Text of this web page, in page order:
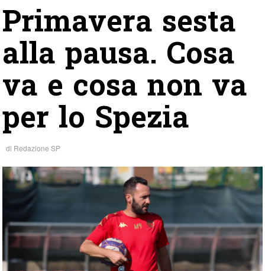
Primavera sesta
alla pausa. Cosa
va e cosa non va
per lo Spezia
di Redazione SP